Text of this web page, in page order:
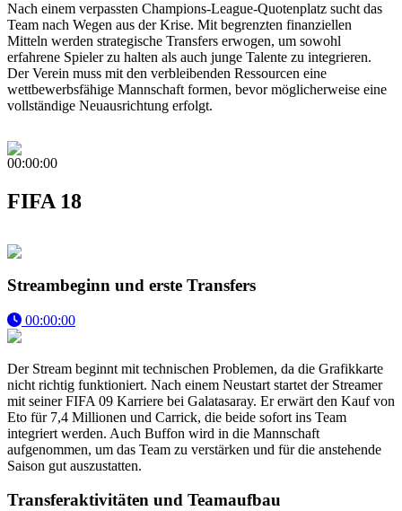
Nach einem verpassten Champions-League-Quotenplatz sucht das
Team nach Wegen aus der Krise. Mit begrenzten finanziellen
Mitteln werden strategische Transfers erwogen, um sowohl
erfahrene Spieler zu halten als auch junge Talente zu integrieren.
Der Verein muss mit den verbleibenden Ressourcen eine
wettbewerbsfähige Mannschaft formen, bevor möglicherweise eine
vollständige Neuausrichtung erfolgt.
00:00:00
FIFA 18
Streambeginn und erste Transfers
00:00:00
Der Stream beginnt mit technischen Problemen, da die Grafikkarte
nicht richtig funktioniert. Nach einem Neustart startet der Streamer
mit seiner FIFA 09 Karriere bei Galatasaray. Er erwärt den Kauf von
Eto für 7,4 Millionen und Carrick, die beide sofort ins Team
integriert werden. Auch Buffon wird in die Mannschaft
aufgenommen, um das Team zu verstärken und für die anstehende
Saison gut auszustatten.
Transferaktivitäten und Teamaufbau